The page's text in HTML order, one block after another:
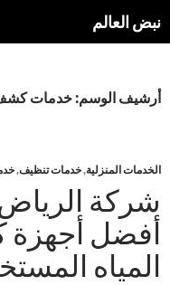
إلىنبض العالم
أرشيف الوسم: خدمات
الخدمات المنزلية,خدمات تنظيف,
شركة
أفضل
المياه